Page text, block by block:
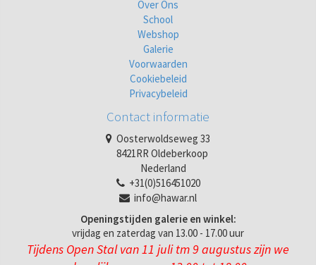
Over Ons
School
Webshop
Galerie
Voorwaarden
Cookiebeleid
Privacybeleid
Contact informatie
Oosterwoldseweg 33
8421RR Oldeberkoop
Nederland
+31(0)516451020
info@hawar.nl
Openingstijden galerie en winkel:
vrijdag en zaterdag van 13.00 - 17.00 uur
Tijdens Open Stal van 11 juli tm 9 augustus zijn we